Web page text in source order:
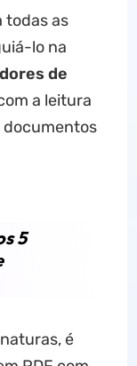
todas as
lo na
de
a leitura
documentos
5
é